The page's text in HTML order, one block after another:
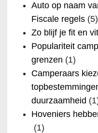
Auto op naam
Fiscale regels (5)
Zo blijf je fit en
Populariteit
grenzen (1)
Camperaars
duurzaamheid
Hoveniers
(1)